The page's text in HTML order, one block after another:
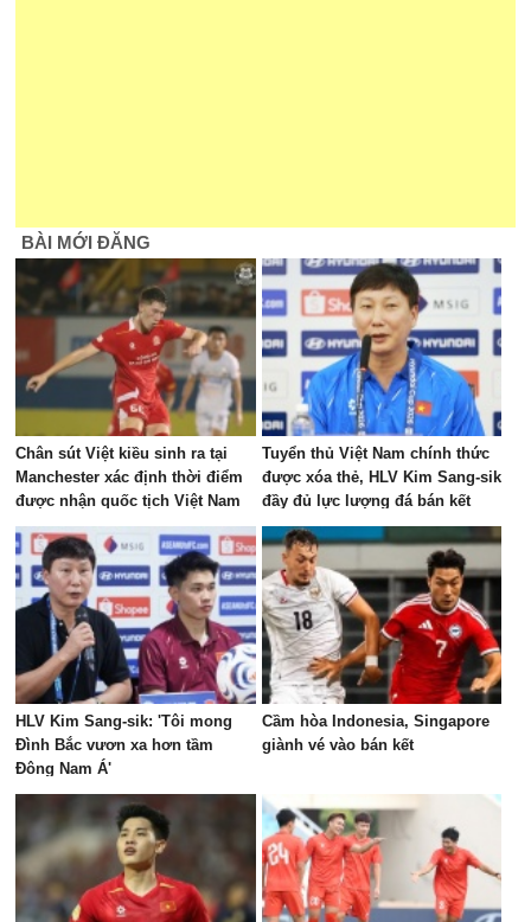
BÀI MỚI ĐĂNG
Chân sút Việt kiều sinh ra tại
Manchester xác định thời điểm
được nhận quốc tịch Việt Nam
Tuyển thủ Việt Nam chính thức
được xóa thẻ, HLV Kim Sang-sik
đầy đủ lực lượng đá bán kết
AFF Cup
HLV Kim Sang-sik: 'Tôi mong
Đình Bắc vươn xa hơn tầm
Đông Nam Á'
Cầm hòa Indonesia, Singapore
giành vé vào bán kết